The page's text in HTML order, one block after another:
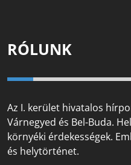
RÓLUNK
Az I. kerület hivatalos
Várnegyed és Bel-Buda.
környéki érdekességek.
és helytörténet.